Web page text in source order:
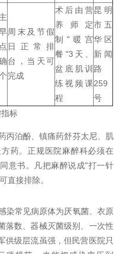
周末及节假
日正常排
台，当天可
完成
术后由营
养师定
制"暖宫
餐"3天、
盆底肌训
练视频课
程
昆明
市五
华区
新闻
路
259
号
标
丙泊酚、镇痛药舒芬太尼、肌
药。正规医院麻醉科必须在
意书。凡把麻醉说成"打一针
直接排除。
染常见病原体为厌氧菌、衣原
落数、器械灭菌级别、一次性
供级层流虽强，但民营医院只